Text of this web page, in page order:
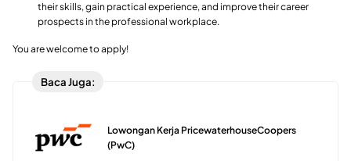
their skills, gain practical experience, and improve their career
prospects in the professional workplace.
You are welcome to apply!
Baca Juga:
Lowongan Kerja PricewaterhouseCoopers
(PwC)